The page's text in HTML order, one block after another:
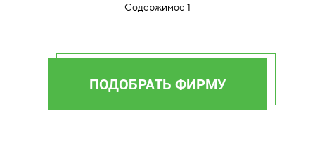
Содержимое 1
ПОДОБРАТЬ ФИРМУ